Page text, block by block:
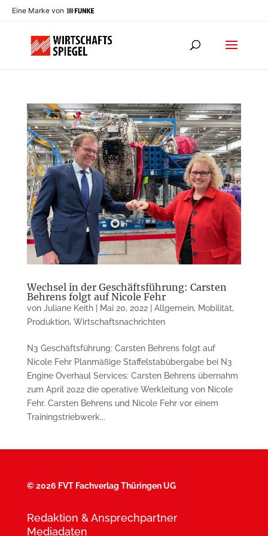
Eine Marke von
Wechsel in der Geschäftsführung: Carsten
Behrens folgt auf Nicole Fehr
von Juliane Keith| Mai 20, 2022| Allgemein, Mobilität,
Produktion, Wirtschaftsnachrichten
N3 Geschäftsführung: Carsten Behrens folgt auf
Nicole Fehr Planmäßige Staffelstabübergabe bei N3
Engine Overhaul Services: Carsten Behrens übernahm
zum April 2022 die operative Werkleitung von Nicole
Fehr. Carsten Behrens und Nicole Fehr vor einem
Trainingstriebwerk...
©2026 FVT Fachverlag Thüringen UG
Redaktion & Ansprechpartner
Mediadaten